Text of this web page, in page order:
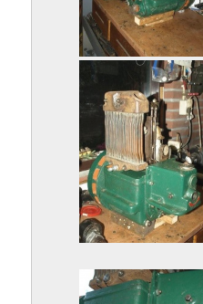
P9122878.jpg